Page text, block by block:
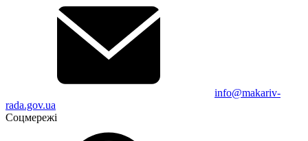
info@makariv-
rada.gov.ua
Соцмережі